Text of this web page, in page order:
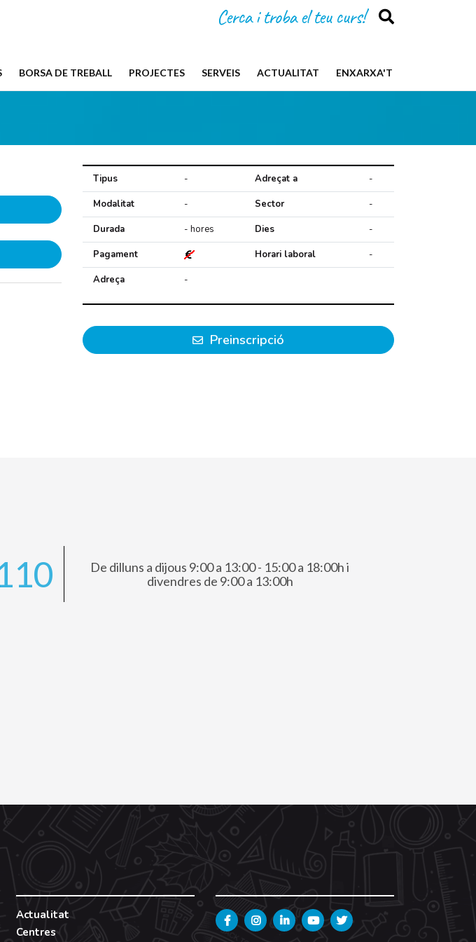
Cerca i troba el teu curs!
BORSA DE TREBALL PROJECTES SERVEIS ACTUALITAT ENXARXA'T
Tipus - Adreçat a
-
Modalitat
- Sector
-
Durada
- hores Dies
-
Pagament
Horari laboral
-
Adreça
-
Preinscripció
De dilluns a dijous 9:00 a 13:00 - 15:00 a 18:00h i
divendres de 9:00 a 13:00h
Actualitat
Centres